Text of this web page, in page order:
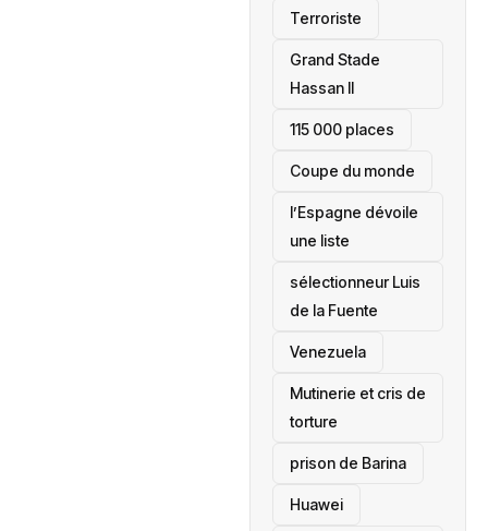
Terroriste
Grand Stade
Hassan II
115 000 places
‎Coupe du monde
l’Espagne dévoile
une liste
sélectionneur Luis
de la Fuente
‎Venezuela
Mutinerie et cris de
torture
prison de Barina
Huawei